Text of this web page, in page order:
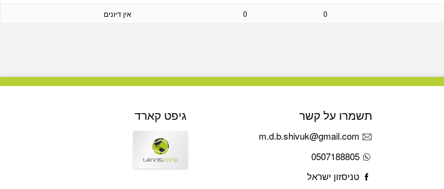
0
0 אין דיונים
תשמרו על קשר
m.d.b.shivuk@gmail.com
0507188805
טניסזון ישראל
גיפט קארד